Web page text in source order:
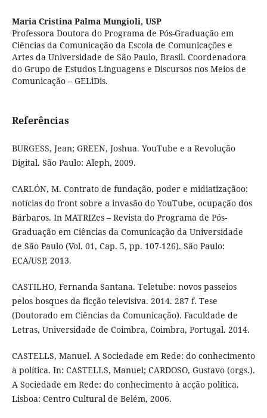
Maria Cristina Palma Mungioli, USP
Professora Doutora do Programa de Pós-Graduação em
Ciências da Comunicação da Escola de Comunicações e
Artes da Universidade de São Paulo, Brasil. Coordenadora
do Grupo de Estudos Linguagens e Discursos nos Meios de
Comunicação – GELiDis.
Referências
BURGESS, Jean; GREEN, Joshua. YouTube e a Revolução
Digital. São Paulo: Aleph, 2009.
CARLÓN, M. Contrato de fundação, poder e midiatizaçãoo:
notícias do front sobre a invasão do YouTube, ocupação dos
Bárbaros. In MATRIZes – Revista do Programa de Pós-
Graduação em Ciências da Comunicação da Universidade
de São Paulo (Vol. 01, Cap. 5, pp. 107-126). São Paulo:
ECA/USP, 2013.
CASTILHO, Fernanda Santana. Teletube: novos passeios
pelos bosques da ficção televisiva. 2014. 287 f. Tese
(Doutorado em Ciências da Comunicação). Faculdade de
Letras, Universidade de Coimbra, Coimbra, Portugal. 2014.
CASTELLS, Manuel. A Sociedade em Rede: do conhecimento
à política. In: CASTELLS, Manuel; CARDOSO, Gustavo (orgs.).
A Sociedade em Rede: do conhecimento à acção política.
Lisboa: Centro Cultural de Belém, 2006.